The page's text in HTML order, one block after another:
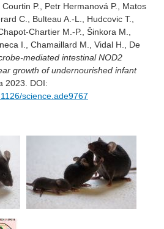
P., Petr Hermanová P., Matos
C., Bulteau A.-L., Hudcovic T.,
Chartier M.-P., Šinkora M.,
I., Chamaillard M., Vidal H., De
mediated intestinal NOD2
growth of undernourished infant
2023. DOI:
science.ade9767